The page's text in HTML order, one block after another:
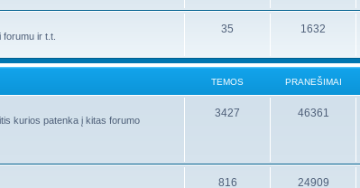
ir t.t.
35 1632
TEMOS PRANEŠIMAI
kurios patenka į kitas forumo
3427 46361
816 24909